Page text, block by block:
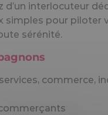
d’un interlocuteur
simples pour piloter
sérénité.
commerce,